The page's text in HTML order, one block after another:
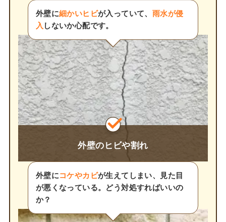
外壁に細かいヒビが入っていて、 雨水が侵
入 しないか心配です。
外壁のヒビや割れ
外壁にコケやカビが生えてしまい、見た目
が悪くなっている。どう対処すればいいの
か？